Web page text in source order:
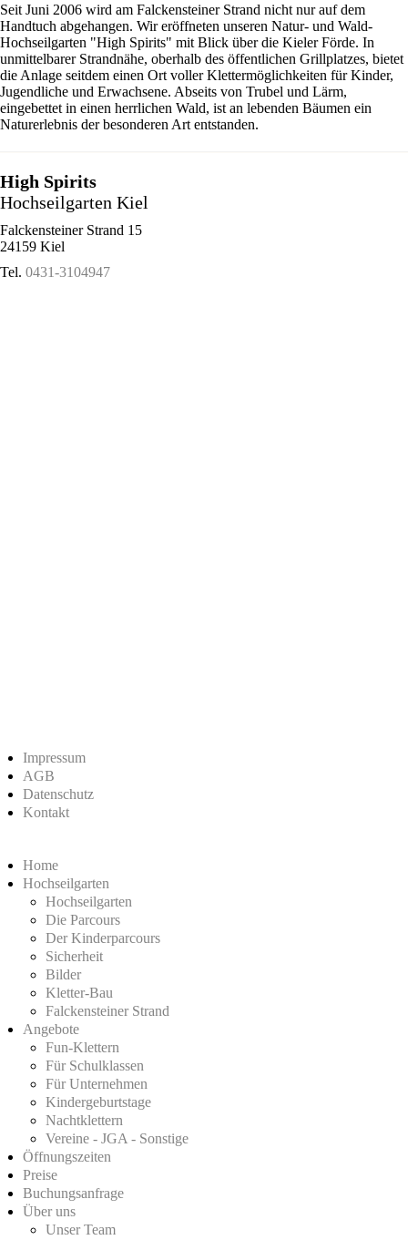
Seit Juni 2006 wird am Falckensteiner Strand nicht nur auf dem
Handtuch abgehangen. Wir eröffneten unseren Natur- und Wald-
Hochseilgarten "High Spirits" mit Blick über die Kieler Förde. In
unmittelbarer Strandnähe, oberhalb des öffentlichen Grillplatzes, bietet
die Anlage seitdem einen Ort voller Klettermöglichkeiten für Kinder,
Jugendliche und Erwachsene. Abseits von Trubel und Lärm,
eingebettet in einen herrlichen Wald, ist an lebenden Bäumen ein
Naturerlebnis der besonderen Art entstanden.
High Spirits
Hochseilgarten Kiel
Falckensteiner Strand 15
24159 Kiel
Tel. 0431-3104947
Impressum
AGB
Datenschutz
Kontakt
Home
Hochseilgarten
Hochseilgarten
Die Parcours
Der Kinderparcours
Sicherheit
Bilder
Kletter-Bau
Falckensteiner Strand
Angebote
Fun-Klettern
Für Schulklassen
Für Unternehmen
Kindergeburtstage
Nachtklettern
Vereine - JGA - Sonstige
Öffnungszeiten
Preise
Buchungsanfrage
Über uns
Unser Team